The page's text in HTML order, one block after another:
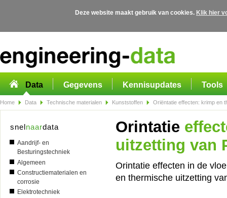
Deze website maakt gebruik van cookies. Klik hier
Data Gegevens Kennisupdates Tools
Home Data Technische materialen Kunststoffen Oriëntatie effecten: krimp en
snelnaardata
Aandrijf- en
Besturingstechniek
Algemeen
Constructiematerialen en
corrosie
Elektrotechniek
Orintatie
uitzetting van
Orintatie effecten in de
en thermische uitzetting